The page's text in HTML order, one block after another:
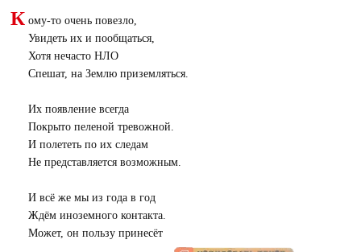
К ому-то очень повезло,
Увидеть их и пообщаться,
Хотя нечасто НЛО
Спешат, на Землю приземляться.
Их появление всегда
Покрыто пеленой тревожной.
И полететь по их следам
Не представляется возможным.
И всё же мы из года в год
Ждём иноземного контакта.
Может, он пользу принесёт